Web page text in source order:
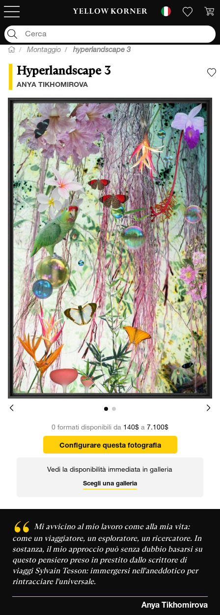
Montaggio hyperlandscape 3
Hyperlandscape 3
ANYA TIKHOMIROVA
0 formati disponibili da 140$ a 7.100$
Configurare questa fotografia
Vedi la disponibilità immediata in galleria
Scegli una galleria
Mi avvicino al mio lavoro come alla mia vita:
come un viaggiatore, un esploratore, un ricercatore. In
sostanza, il mio approccio può senza dubbio basarsi su
questo pensiero preso in prestito dallo scrittore di
viaggi Sylvain Tesson: immergersi nell'aneddotico per
rintracciare l'universale.
Anya Tikhomirova